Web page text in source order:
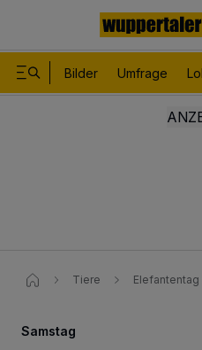
Bilder Umfrage
Tiere
Samstag